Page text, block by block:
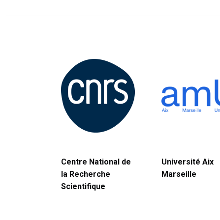
Centre National de
la Recherche
Scientifique
Université Aix
Marseille